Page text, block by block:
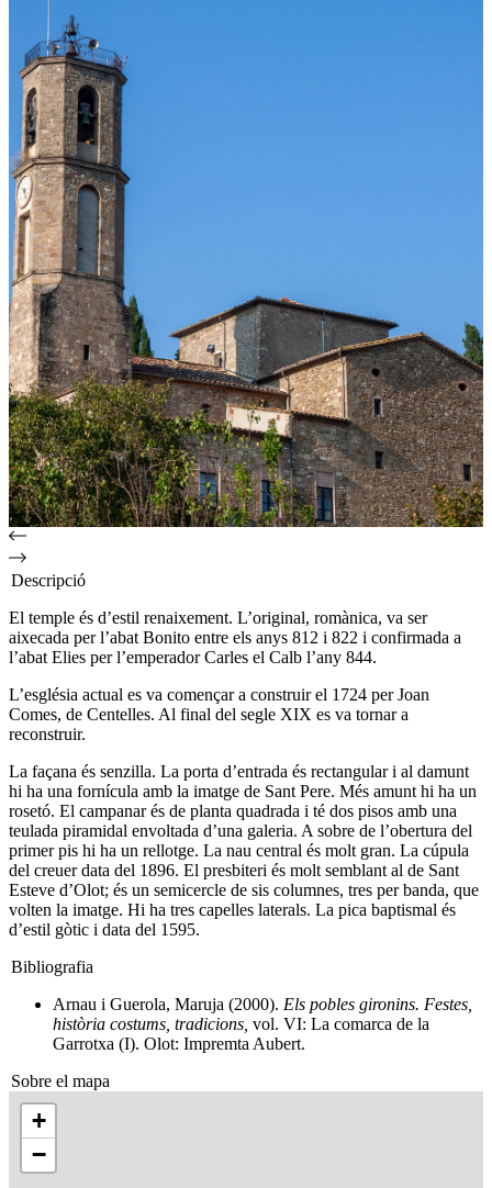
Descripció
El temple és d’estil renaixement. L’original, romànica, va ser
aixecada per l’abat Bonito entre els anys 812 i 822 i confirmada a
l’abat Elies per l’emperador Carles el Calb l’any 844.
L’església actual es va començar a construir el 1724 per Joan
Comes, de Centelles. Al final del segle XIX es va tornar a
reconstruir.
La façana és senzilla. La porta d’entrada és rectangular i al damunt
hi ha una fornícula amb la imatge de Sant Pere. Més amunt hi ha un
rosetó. El campanar és de planta quadrada i té dos pisos amb una
teulada piramidal envoltada d’una galeria. A sobre de l’obertura del
primer pis hi ha un rellotge. La nau central és molt gran. La cúpula
del creuer data del 1896. El presbiteri és molt semblant al de Sant
Esteve d’Olot; és un semicercle de sis columnes, tres per banda, que
volten la imatge. Hi ha tres capelles laterals. La pica baptismal és
d’estil gòtic i data del 1595.
Bibliografia
Arnau i Guerola, Maruja (2000). Els pobles gironins. Festes,
història costums, tradicions, vol. VI: La comarca de la
Garrotxa (I). Olot: Impremta Aubert.
Sobre el mapa
+
−